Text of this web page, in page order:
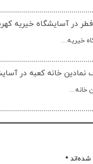
در آسایشگاه خیریه
خیریه...
خانه کعبه در
خانه...
*